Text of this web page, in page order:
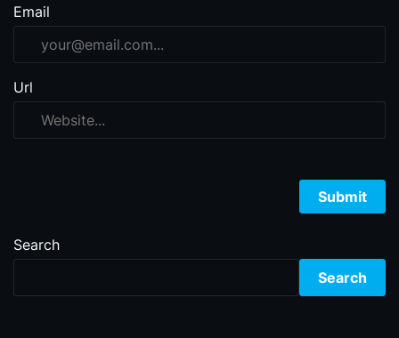
Email
Url
Search
Search